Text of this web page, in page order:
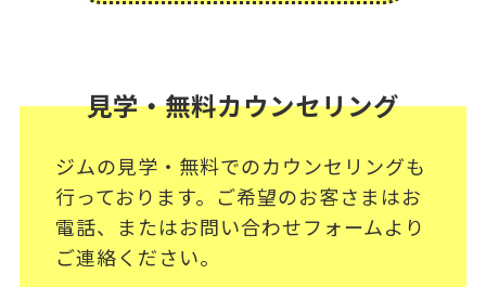
見学・無料カウンセリング
ジムの見学・無料でのカウンセリングも
行っております。ご希望のお客さまはお
電話、またはお問い合わせフォームより
ご連絡ください。